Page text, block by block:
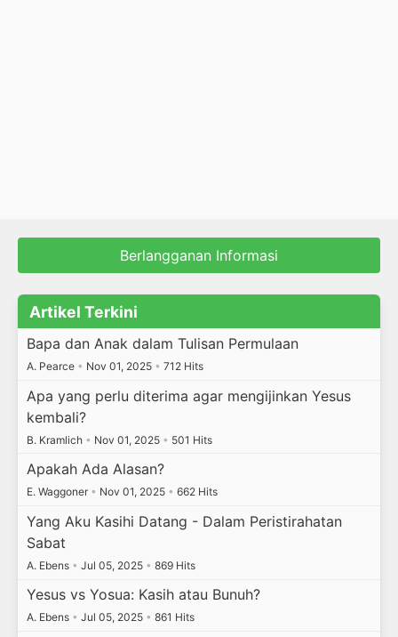
Berlangganan Informasi
Artikel Terkini
Bapa dan Anak dalam Tulisan Permulaan
A. Pearce • Nov 01, 2025 • 712 Hits
Apa yang perlu diterima agar mengijinkan Yesus
kembali?
B. Kramlich • Nov 01, 2025 • 501 Hits
Apakah Ada Alasan?
E. Waggoner • Nov 01, 2025 • 662 Hits
Yang Aku Kasihi Datang - Dalam Peristirahatan
Sabat
A. Ebens • Jul 05, 2025 • 869 Hits
Yesus vs Yosua: Kasih atau Bunuh?
A. Ebens • Jul 05, 2025 • 861 Hits